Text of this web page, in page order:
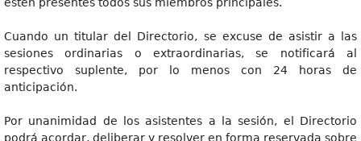
Cuando un titular del Directorio, se excuse de asistir a las
sesiones ordinarias o extraordinarias, se notificará al
respectivo suplente, por lo menos con 24 horas de
anticipación.
Por unanimidad de los asistentes a la sesión, el Directorio
podrá acordar, deliberar y resolver en forma reservada sobre